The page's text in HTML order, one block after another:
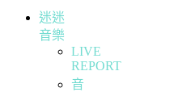
迷迷
音樂
LIVE
REPORT
音